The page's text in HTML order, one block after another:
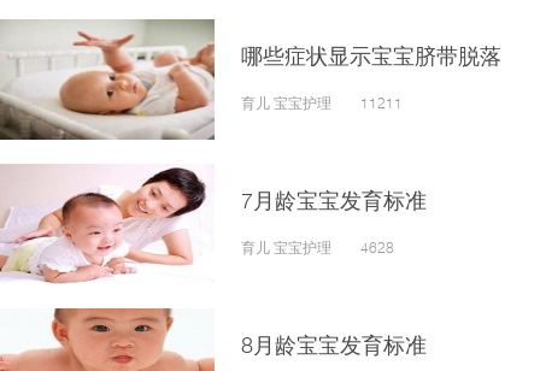
哪些症状显示宝宝脐带脱落
育儿 宝宝护理 11211
7月龄宝宝发育标准
育儿 宝宝护理 4628
8月龄宝宝发育标准